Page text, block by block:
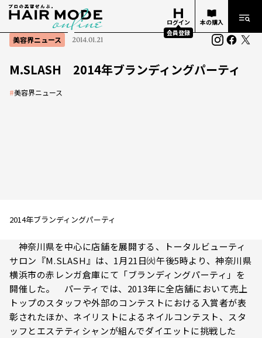
ログイン
会員登録
本の購入
美容界ニュース 2014.01.21
M.SLASH 2014年ブランディングパーティ
#美容界ニュース
2014年ブランディングパーティ
神奈川県を中心に店舗を展開する、トータルビューティ
サロン『M.SLASH』は、1月21日㈫午後5時より、神奈川県
横浜市の赤レンガ倉庫にて「ブランディングパーティ」を
開催した。 パーティでは、2013年に全店舗において売上
トップのスタッフや外部のコンテストにおける入賞者が表
彰されたほか、ネイリストによるネイルコンテスト、スタ
ッフとエステティシャンが組んでダイエットに挑戦した